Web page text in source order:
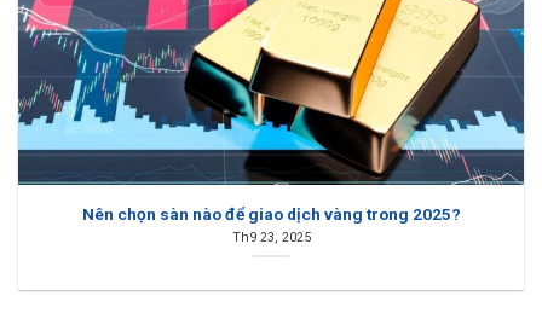
Nên chọn sàn nào để giao dịch vàng trong 2025?
Th9 23, 2025